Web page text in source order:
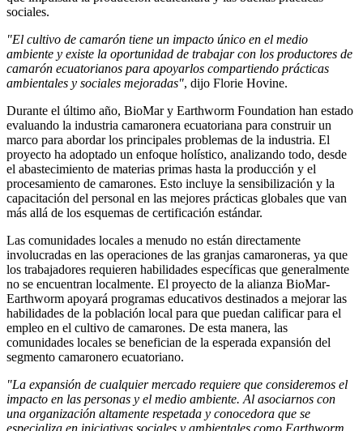
sociales.
"El cultivo de camarón tiene un impacto único en el medio
ambiente y existe la oportunidad de trabajar con los productores de
camarón ecuatorianos para apoyarlos compartiendo prácticas
ambientales y sociales mejoradas", dijo Florie Hovine.
Durante el último año, BioMar y Earthworm Foundation han estado
evaluando la industria camaronera ecuatoriana para construir un
marco para abordar los principales problemas de la industria. El
proyecto ha adoptado un enfoque holístico, analizando todo, desde
el abastecimiento de materias primas hasta la producción y el
procesamiento de camarones. Esto incluye la sensibilización y la
capacitación del personal en las mejores prácticas globales que van
más allá de los esquemas de certificación estándar.
Las comunidades locales a menudo no están directamente
involucradas en las operaciones de las granjas camaroneras, ya que
los trabajadores requieren habilidades específicas que generalmente
no se encuentran localmente. El proyecto de la alianza BioMar-
Earthworm apoyará programas educativos destinados a mejorar las
habilidades de la población local para que puedan calificar para el
empleo en el cultivo de camarones. De esta manera, las
comunidades locales se benefician de la esperada expansión del
segmento camaronero ecuatoriano.
"La expansión de cualquier mercado requiere que consideremos el
impacto en las personas y el medio ambiente. Al asociarnos con
una organización altamente respetada y conocedora que se
especializa en iniciativas sociales y ambientales como Earthworm